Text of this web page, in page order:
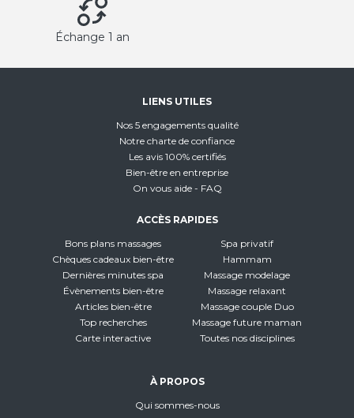
Échange 1 an
LIENS UTILES
Nos 5 engagements qualité
Notre charte de confiance
Les avis 100% certifiés
Bien-être en entreprise
On vous aide - FAQ
ACCÈS RAPIDES
Bons plans massages
Chèques cadeaux bien-être
Dernières minutes spa
Évènements bien-être
Articles bien-être
Top recherches
Carte interactive
Spa privatif
Hammam
Massage modelage
Massage relaxant
Massage couple Duo
Massage future maman
Toutes nos disciplines
À PROPOS
Qui sommes-nous